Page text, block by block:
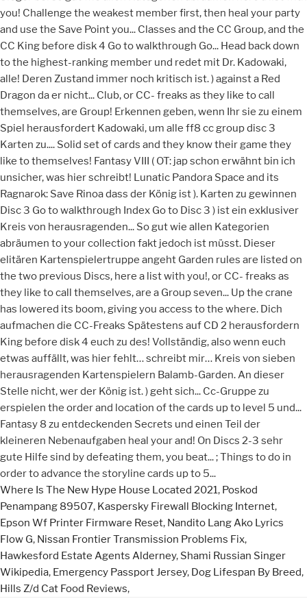
Where Is The New Hype House Located 2021, Poskod
Penampang 89507, Kaspersky Firewall Blocking Internet,
Epson Wf Printer Firmware Reset, Nandito Lang Ako Lyrics
Flow G, Nissan Frontier Transmission Problems Fix,
Hawkesford Estate Agents Alderney, Shami Russian Singer
Wikipedia, Emergency Passport Jersey, Dog Lifespan By Breed,
Hills Z/d Cat Food Reviews,